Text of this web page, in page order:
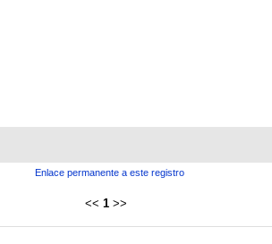
Enlace permanente a este registro
<< 1 >>